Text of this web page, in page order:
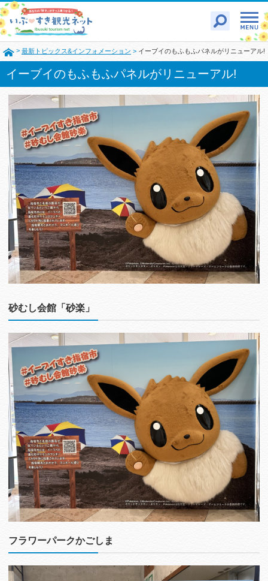
> 最新トピックス&インフォメーション > イーブイのもふもふパネルがリニューアル!
イーブイのもふもふパネルがリニューアル!
砂むし会館「砂楽」
フラワーパークかごしま